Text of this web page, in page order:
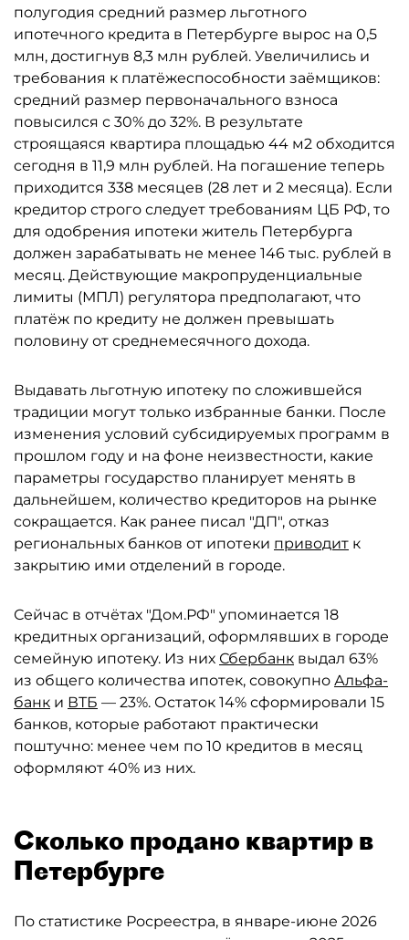
полугодия средний размер льготного
ипотечного кредита в Петербурге вырос на 0,5
млн, достигнув 8,3 млн рублей. Увеличились и
требования к платёжеспособности заёмщиков:
средний размер первоначального взноса
повысился с 30% до 32%. В результате
строящаяся квартира площадью 44 м2 обходится
сегодня в 11,9 млн рублей. На погашение теперь
приходится 338 месяцев (28 лет и 2 месяца). Если
кредитор строго следует требованиям ЦБ РФ, то
для одобрения ипотеки житель Петербурга
должен зарабатывать не менее 146 тыс. рублей в
месяц. Действующие макропруденциальные
лимиты (МПЛ) регулятора предполагают, что
платёж по кредиту не должен превышать
половину от среднемесячного дохода.
Выдавать льготную ипотеку по сложившейся
традиции могут только избранные банки. После
изменения условий субсидируемых программ в
прошлом году и на фоне неизвестности, какие
параметры государство планирует менять в
дальнейшем, количество кредиторов на рынке
сокращается. Как ранее писал "ДП", отказ
региональных банков от ипотеки приводит к
закрытию ими отделений в городе.
Сейчас в отчётах "Дом.РФ" упоминается 18
кредитных организаций, оформлявших в городе
семейную ипотеку. Из них Сбербанк выдал 63%
из общего количества ипотек, совокупно Альфа-
банк и ВТБ — 23%. Остаток 14% сформировали 15
банков, которые работают практически
поштучно: менее чем по 10 кредитов в месяц
оформляют 40% из них.
Сколько продано квартир в
Петербурге
По статистике Росреестра, в январе-июне 2026